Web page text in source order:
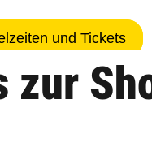
und Tickets
zur